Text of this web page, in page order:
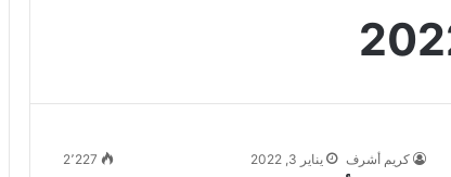
كريم أشرف يناير 3, 2022 2٬227